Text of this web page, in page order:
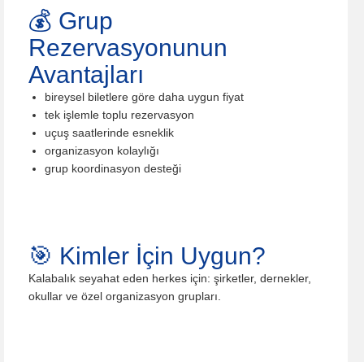
💰 Grup
Rezervasyonunun
Avantajları
bireysel biletlere göre daha uygun fiyat
tek işlemle toplu rezervasyon
uçuş saatlerinde esneklik
organizasyon kolaylığı
grup koordinasyon desteği
🎯 Kimler İçin Uygun?
Kalabalık seyahat eden herkes için: şirketler, dernekler,
okullar ve özel organizasyon grupları.